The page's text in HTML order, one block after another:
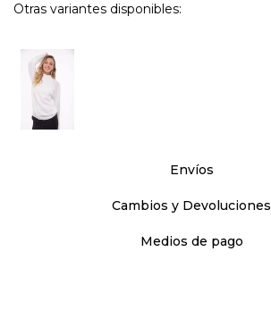
Otras variantes disponibles:
Envíos
Cambios y Devoluciones
Medios de pago